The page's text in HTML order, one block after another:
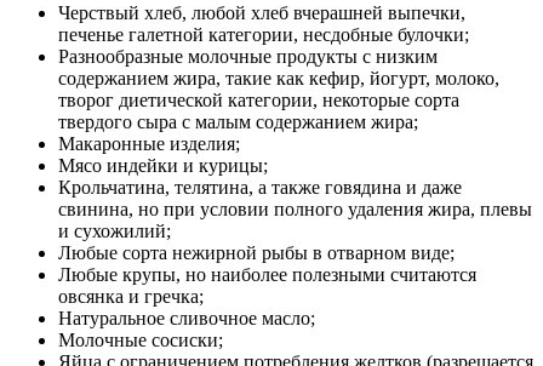
Черствый хлеб, любой хлеб вчерашней выпечки,
печенье галетной категории, несдобные булочки;
Разнообразные молочные продукты с низким
содержанием жира, такие как кефир, йогурт, молоко,
творог диетической категории, некоторые сорта
твердого сыра с малым содержанием жира;
Макаронные изделия;
Мясо индейки и курицы;
Крольчатина, телятина, а также говядина и даже
свинина, но при условии полного удаления жира, плевы
и сухожилий;
Любые сорта нежирной рыбы в отварном виде;
Любые крупы, но наиболее полезными считаются
овсянка и гречка;
Натуральное сливочное масло;
Молочные сосиски;
Яйца с ограничением потребления желтков (разрешается